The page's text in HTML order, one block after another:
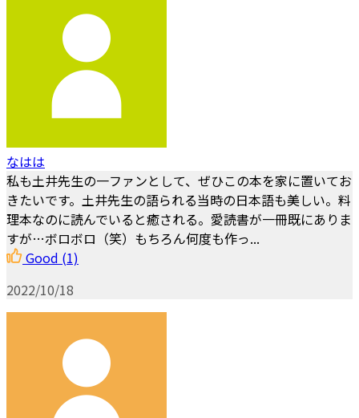
なはは
私も土井先生の一ファンとして、ぜひこの本を家に置いてお
きたいです。土井先生の語られる当時の日本語も美しい。料
理本なのに読んでいると癒される。愛読書が一冊既にありま
すが…ボロボロ（笑）もちろん何度も作っ...
Good (1)
2022/10/18